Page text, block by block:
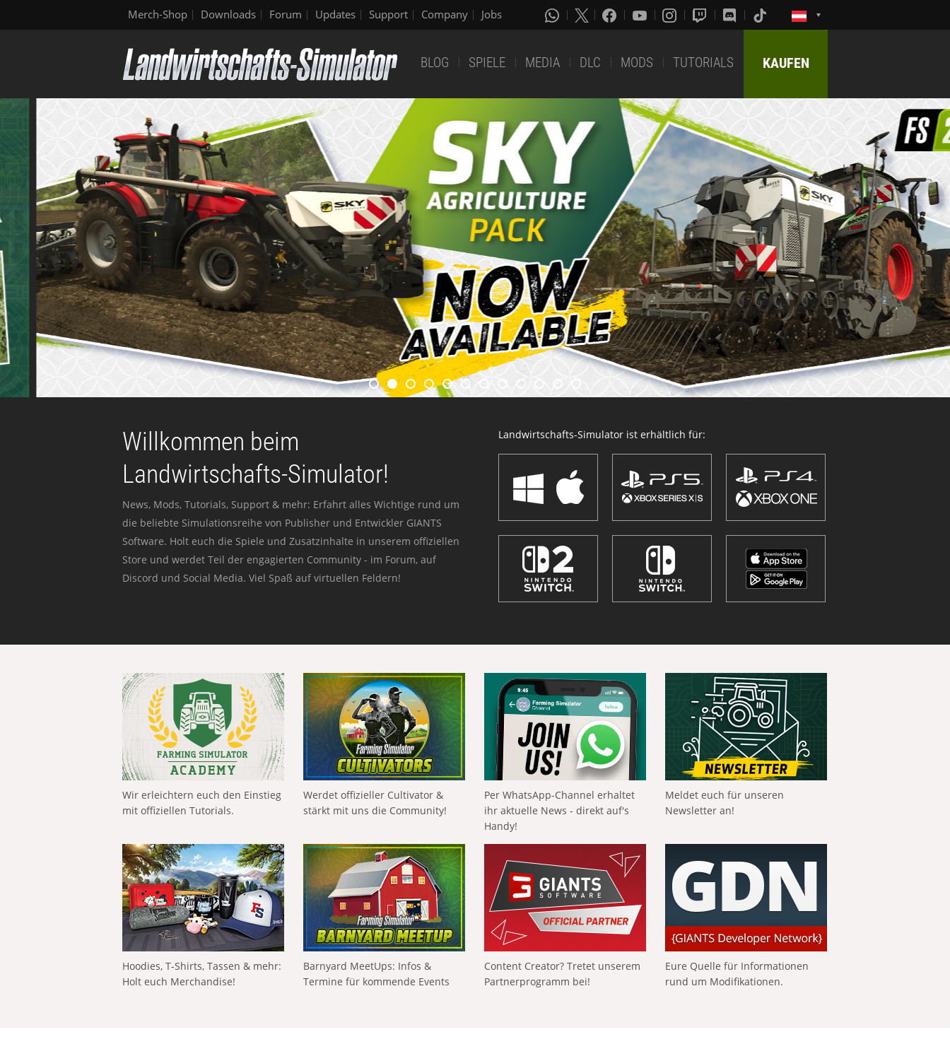
Merch-Shop Downloads Forum Updates Support Company Jobs
BLOG SPIELE MEDIA DLC MODS TUTORIALS KAUFEN
Willkommen beim
Landwirtschafts-Simulator!
News, Mods, Tutorials, Support & mehr: Erfahrt alles Wichtige rund um
die beliebte Simulationsreihe von Publisher und Entwickler GIANTS
Software. Holt euch die Spiele und Zusatzinhalte in unserem offiziellen
Store und werdet Teil der engagierten Community - im Forum, auf
Discord und Social Media. Viel Spaß auf virtuellen Feldern!
Landwirtschafts-Simulator ist erhältlich für:
Wir erleichtern euch den Einstieg
mit offiziellen Tutorials.
Werdet offizieller Cultivator &
stärkt mit uns die Community!
Per WhatsApp-Channel erhaltet
ihr aktuelle News - direkt auf's
Handy!
Meldet euch für unseren
Newsletter an!
Hoodies, T-Shirts, Tassen & mehr:
Holt euch Merchandise!
Barnyard MeetUps: Infos &
Termine für kommende Events
Content Creator? Tretet unserem
Partnerprogramm bei!
Eure Quelle für Informationen
rund um Modifikationen.